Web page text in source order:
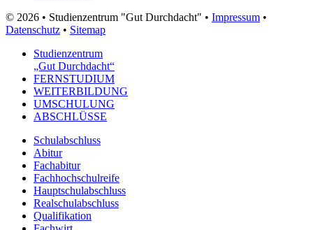
© 2026 • Studienzentrum "Gut Durchdacht" • Impressum •
Datenschutz • Sitemap
Studienzentrum
„Gut Durchdacht“
FERNSTUDIUM
WEITERBILDUNG
UMSCHULUNG
ABSCHLÜSSE
Schulabschluss
Abitur
Fachabitur
Fachhochschulreife
Hauptschulabschluss
Realschulabschluss
Qualifikation